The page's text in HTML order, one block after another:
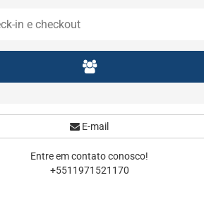
E-mail
Entre em contato conosco!
+5511971521170